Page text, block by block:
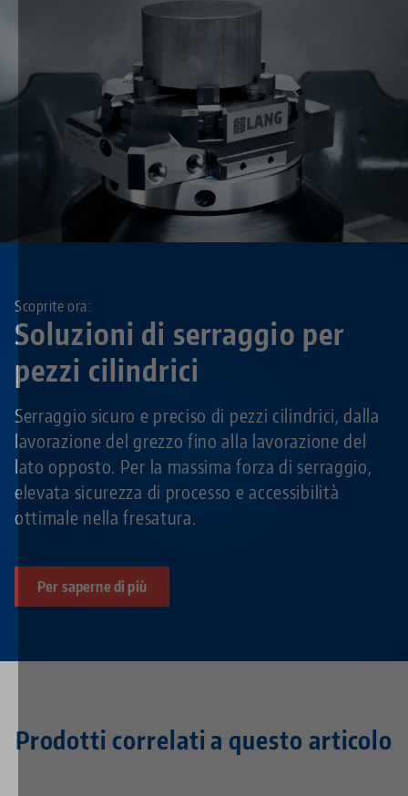
Soluzioni di serraggio per
pezzi cilindrici
Scoprite ora:
Serraggio sicuro e preciso di pezzi cilindrici, dalla
lavorazione del grezzo fino alla lavorazione del
lato opposto. Per la massima forza di serraggio,
elevata sicurezza di processo e accessibilità
ottimale nella fresatura.
Per saperne di più
Prodotti correlati a questo articolo